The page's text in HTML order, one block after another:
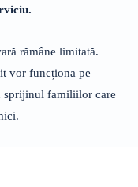
rămâne limitată.
vor funcționa pe
sprijinul familiilor care